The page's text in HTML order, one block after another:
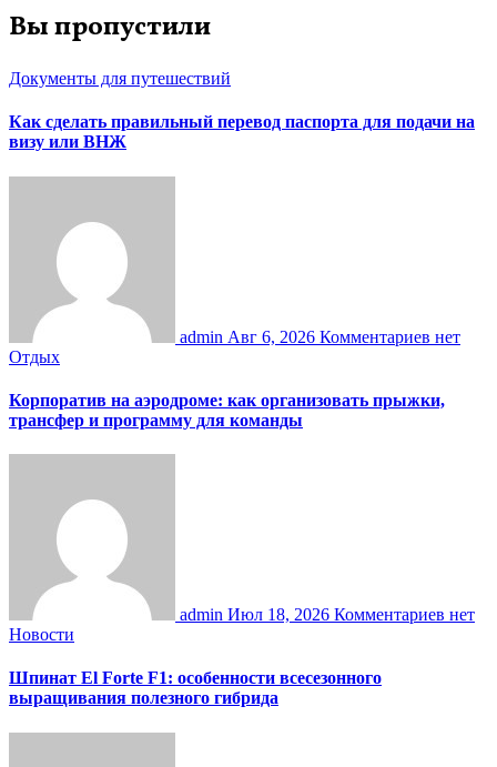
Вы пропустили
Документы для путешествий
Как сделать правильный перевод паспорта для подачи на
визу или ВНЖ
admin Авг 6, 2026 Комментариев нет
Отдых
Корпоратив на аэродроме: как организовать прыжки,
трансфер и программу для команды
admin Июл 18, 2026 Комментариев нет
Новости
Шпинат El Forte F1: особенности всесезонного
выращивания полезного гибрида